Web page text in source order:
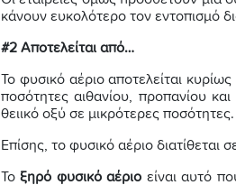
κάνουν ευκολότερο τον εντοπισμό
#2 Αποτελείται από…
Το φυσικό αέριο αποτελείται
ποσότητες αιθανίου, προπανίου
θειικό οξύ σε μικρότερες ποσότητες.
Επίσης, το φυσικό αέριο
Τοξηρό φυσικό αέριο είναι αυτό